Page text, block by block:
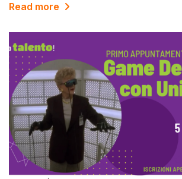
Read more